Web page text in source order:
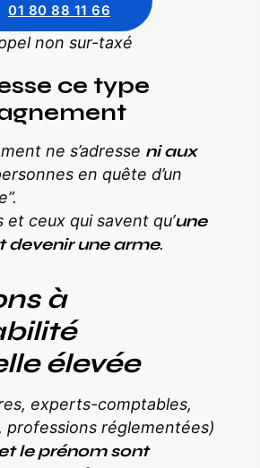
01 80 88 11 66
non sur-taxé
ce type
ne s’adresse ni aux
en quête d’un
ceux qui savent qu’une
devenir une arme.
à
élevée
experts-comptables,
professions réglementées)
le prénom sont